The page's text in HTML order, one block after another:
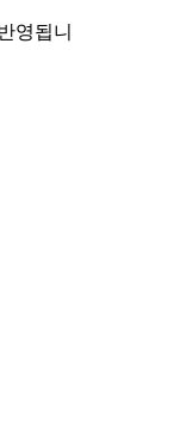
영됩니